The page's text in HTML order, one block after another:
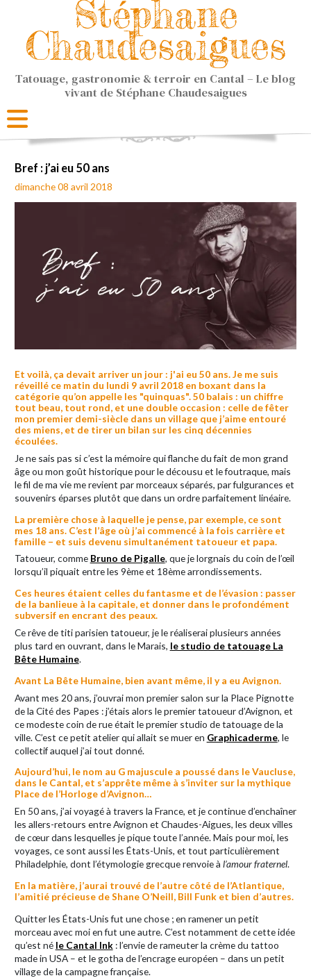
Stéphane
Chaudesaigues
Tatouage, gastronomie & terroir en Cantal – Le blog
vivant de Stéphane Chaudesaigues
Bref : j’ai eu 50 ans
dimanche 08 avril 2018
Et voilà, ça devait arriver un jour : j'ai eu 50 ans. Je me suis
réveillé ce matin du lundi 9 avril 2018 en boxant dans la
catégorie qu’on appelle les "quinquas". 50 balais : un chiffre
tout beau, tout rond, et une double occasion : celle de fêter
mon premier demi-siècle dans un village que j’aime entouré
des miens, et de tirer un bilan sur les cinq décennies
écoulées.
Je ne sais pas si c’est la mémoire qui flanche du fait de mon grand
âge ou mon goût historique pour le décousu et le foutraque, mais
le fil de ma vie me revient par morceaux séparés, par fulgurances et
souvenirs éparses plutôt que dans un ordre parfaitement linéaire.
La première chose à laquelle je pense, par exemple, ce sont
mes 18 ans. C’est l’âge où j’ai commencé à la fois carrière et
famille – et suis devenu simultanément tatoueur et papa.
Tatoueur, comme Bruno de Pigalle, que je lorgnais du coin de l’œil
lorsqu’il piquait entre les 9ème et 18ème arrondissements.
Ces heures étaient celles du fantasme et de l’évasion : passer
de la banlieue à la capitale, et donner dans le profondément
subversif en encrant des peaux.
Ce rêve de titi parisien tatoueur, je le réaliserai plusieurs années
plus tard en ouvrant, dans le Marais, le studio de tatouage La
Bête Humaine.
Avant La Bête Humaine, bien avant même, il y a eu Avignon.
Avant mes 20 ans, j’ouvrai mon premier salon sur la Place Pignotte
de la Cité des Papes : j’étais alors le premier tatoueur d’Avignon, et
ce modeste coin de rue était le premier studio de tatouage de la
ville. C’est ce petit atelier qui allait se muer en Graphicaderme, le
collectif auquel j’ai tout donné.
Aujourd’hui, le nom au G majuscule a poussé dans le Vaucluse,
dans le Cantal, et s’apprête même à s’inviter sur la mythique
Place de l’Horloge d’Avignon…
En 50 ans, j’ai voyagé à travers la France, et je continue d’enchaîner
les allers-retours entre Avignon et Chaudes-Aigues, les deux villes
de cœur dans lesquelles je pique toute l’année. Mais pour moi, les
voyages, ce sont aussi les États-Unis, et tout particulièrement
Philadelphie, dont l’étymologie grecque renvoie à l’amour fraternel.
En la matière, j’aurai trouvé de l’autre côté de l’Atlantique,
l’amitié précieuse de Shane O’Neill, Bill Funk et bien d’autres.
Quitter les États-Unis fut une chose ; en ramener un petit
morceau avec moi en fut une autre. C’est notamment de cette idée
qu’est né le Cantal Ink: l’envie de rameuter la crème du tattoo
made in USA – et le gotha de l’encrage européen – dans un petit
village de la campagne française.